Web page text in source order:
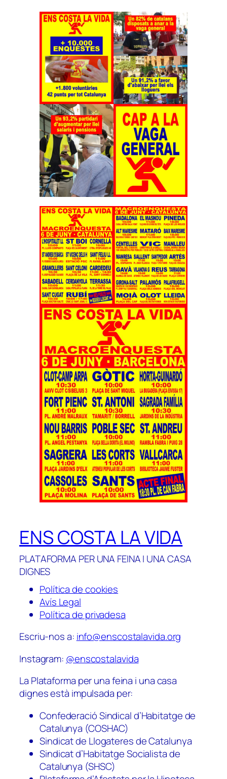
ENS COSTA LA VIDA
PLATAFORMA PER UNA FEINA I UNA CASA
DIGNES
Política de cookies
Avís Legal
Política de privadesa
Escriu-nos a: info@enscostalavida.org
Instagram: @enscostalavida
La Plataforma per una feina i una casa
dignes està impulsada per:
Confederació Sindical d’Habitatge de
Catalunya (COSHAC)
Sindicat de Llogateres de Catalunya
Sindicat d’Habitatge Socialista de
Catalunya (SHSC)